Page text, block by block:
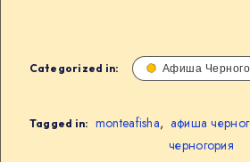
Categorized in: Афиша
Tagged in: monteafisha, афиша
черногория